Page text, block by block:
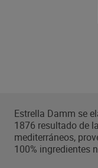
Estrella Damm se
1876 resultado de
mediterráneos,
100% ingredientes
cebada, arroz y